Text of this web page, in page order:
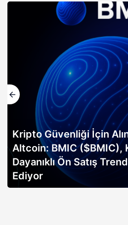
Kripto Güvenliği İçin
Altcoin: BMIC ($BMIC),
Dayanıklı Ön Satış
Ediyor